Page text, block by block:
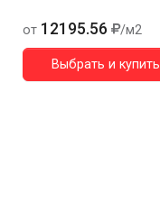
от 12195.56 /м2
Выбрать и купить